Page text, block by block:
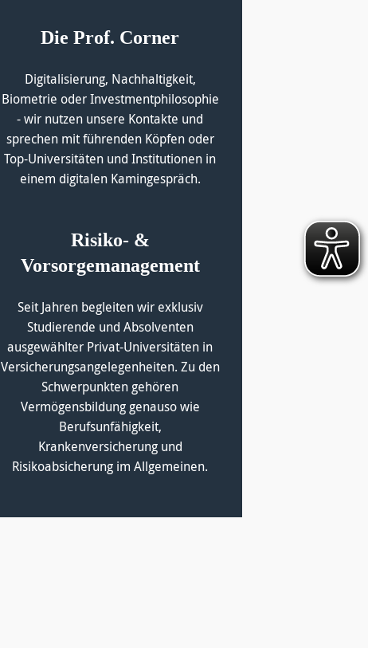
Die Prof. Corner
Digitalisierung, Nachhaltigkeit,
Biometrie oder Investmentphilosophie
- wir nutzen unsere Kontakte und
sprechen mit führenden Köpfen oder
Top-Universitäten und Institutionen in
einem digitalen Kamingespräch.
Risiko- &
Vorsorgemanagement
Seit Jahren begleiten wir exklusiv
Studierende und Absolventen
ausgewählter Privat-Universitäten in
Versicherungsangelegenheiten. Zu den
Schwerpunkten gehören
Vermögensbildung genauso wie
Berufsunfähigkeit,
Krankenversicherung und
Risikoabsicherung im Allgemeinen.